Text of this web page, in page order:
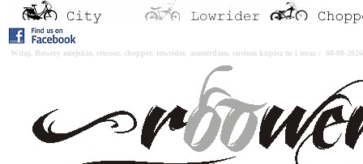
Witaj. Rowery miejskie, cruiser, chopper, lowrider, amsterdam, custom kupisz tu i teraz : 08-08-